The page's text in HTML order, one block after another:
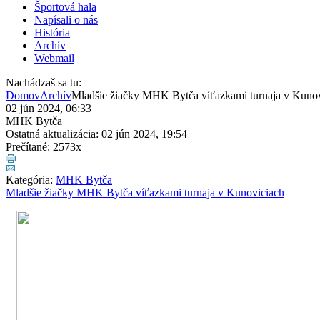
Športová hala
Napísali o nás
História
Archív
Webmail
Nachádzaš sa tu:
DomovArchívMladšie žiačky MHK Bytča víťazkami turnaja v
02 jún 2024, 06:33
MHK Bytča
Ostatná aktualizácia: 02 jún 2024, 19:54
Prečítané: 2573x
Kategória: MHK Bytča
Mladšie žiačky MHK Bytča víťazkami turnaja v Kunoviciach